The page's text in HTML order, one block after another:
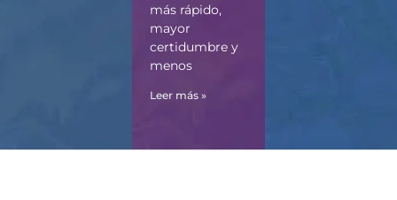
más rápido,
mayor
certidumbre y
menos
Leer más »